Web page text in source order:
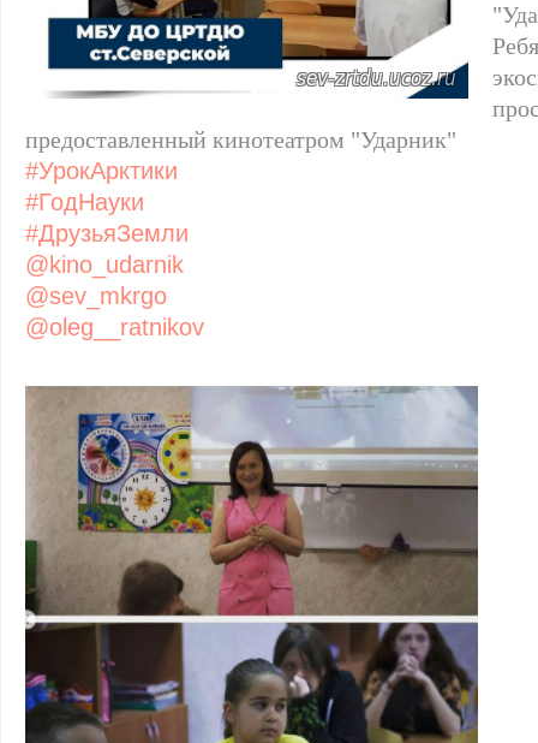
предоставленный кинотеатром "Ударник"
#УрокАрктики
#ГодНауки
#ДрузьяЗемли
@kino_udarnik
@sev_mkrgo
@oleg__ratnikov